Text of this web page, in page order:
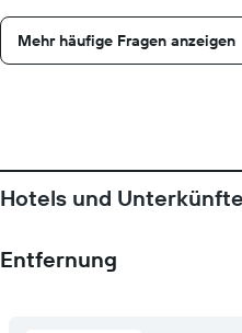
Mehr häufige Fragen anzeigen
Hotels und
Entfernung